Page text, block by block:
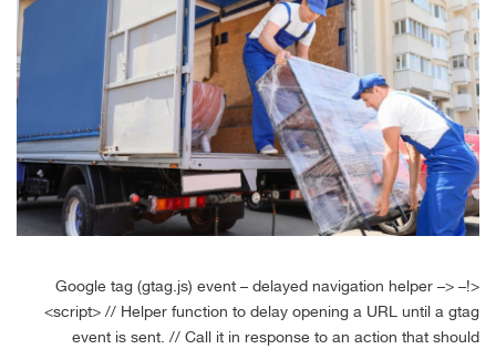
<!– Google tag (gtag.js) event – delayed navigation helper –>
<script> // Helper function to delay opening a URL until a gtag
event is sent. // Call it in response to an action that should